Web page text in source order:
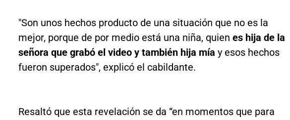
"Son unos hechos producto de una situación que no es la
mejor, porque de por medio está una niña, quien es hija de la
señora que grabó el video y también hija mía y esos hechos
fueron superados", explicó el cabildante.
Resaltó que esta revelación se da “en momentos que para